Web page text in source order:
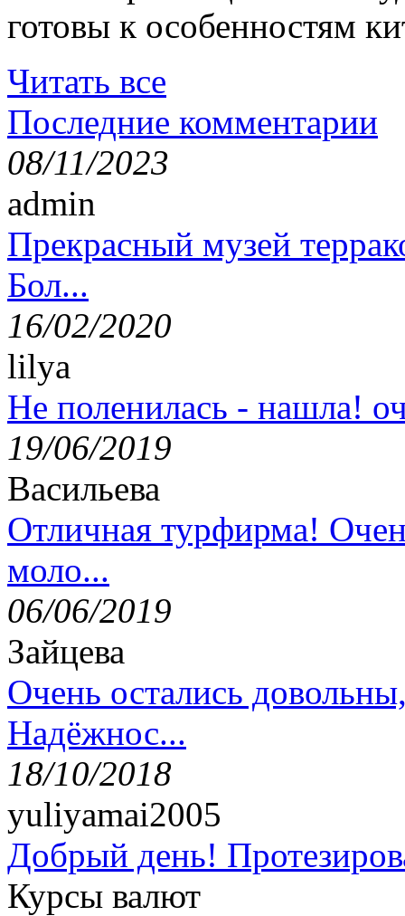
готовы к особенностям
Читать все
Последние комментарии
08/11/2023
admin
Прекрасный музей
Бол...
16/02/2020
lilya
Не поленилась - нашла!
19/06/2019
Васильева
Отличная турфирма!
моло...
06/06/2019
Зайцева
Очень остались
Надёжнос...
18/10/2018
yuliyamai2005
Добрый день!
Курсы валют